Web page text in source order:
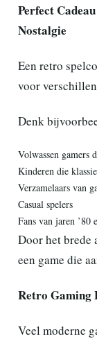
Perfect
Nostalgie
Een retro
voor
Denk
Volwassen gamers
Kinderen die
Verzamelaars van
Casual spelers
Fans van jaren ’80
Door het brede
een game die
Retro Gaming
Veel moderne